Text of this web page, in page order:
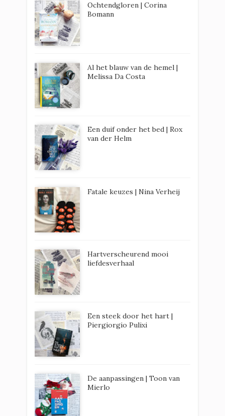
Ochtendgloren | Corina
Bomann
Al het blauw van de hemel |
Melissa Da Costa
Een duif onder het bed | Rox
van der Helm
Fatale keuzes | Nina Verheij
Hartverscheurend mooi
liefdesverhaal
Een steek door het hart |
Piergiorgio Pulixi
De aanpassingen | Toon van
Mierlo